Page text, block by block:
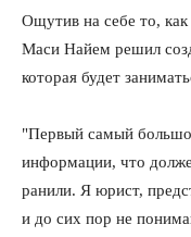
Ощутив на себе то, как
Маси Найем решил
которая будет
"Первый самый
информации, что
ранили. Я юрист,
и до сих пор не